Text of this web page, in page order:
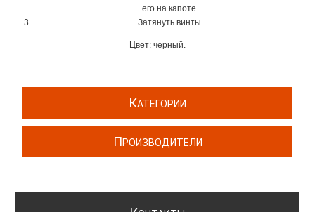
его на капоте.
Затянуть винты.
Цвет: черный.
КАТЕГОРИИ
ПРОИЗВОДИТЕЛИ